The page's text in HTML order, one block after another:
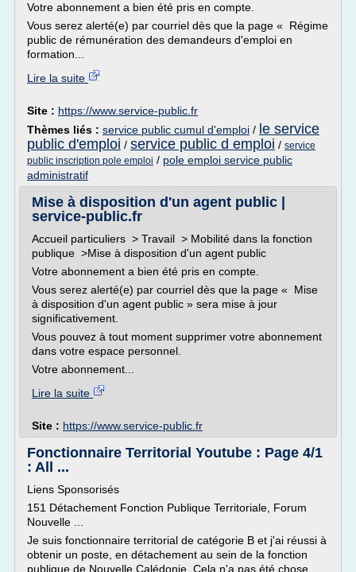
Votre abonnement a bien été pris en compte.
Vous serez alerté(e) par courriel dès que la page « Régime
public de rémunération des demandeurs d'emploi en
formation...
Lire la suite
Site : https://www.service-public.fr
Thèmes liés : service public cumul d'emploi / le service
public d'emploi / service public d emploi / service
public inscription pole emploi / pole emploi service public
administratif
Mise à disposition d'un agent public |
service-public.fr
Accueil particuliers > Travail > Mobilité dans la fonction
publique >Mise à disposition d'un agent public
Votre abonnement a bien été pris en compte.
Vous serez alerté(e) par courriel dès que la page « Mise
à disposition d'un agent public » sera mise à jour
significativement.
Vous pouvez à tout moment supprimer votre abonnement
dans votre espace personnel.
Votre abonnement...
Lire la suite
Site : https://www.service-public.fr
Fonctionnaire Territorial Youtube : Page 4/1
: All ...
Liens Sponsorisés
151 Détachement Fonction Publique Territoriale, Forum
Nouvelle ...
Je suis fonctionnaire territorial de catégorie B et j'ai réussi à
obtenir un poste, en détachement au sein de la fonction
publique de Nouvelle Calédonie. Cela n'a pas été chose